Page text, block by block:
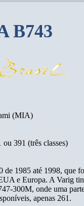
B743
(MIA)
ou 391 (três classes)
1985 até 1998, que
e Europa. A Varig
300M, onde uma
apenas 261.